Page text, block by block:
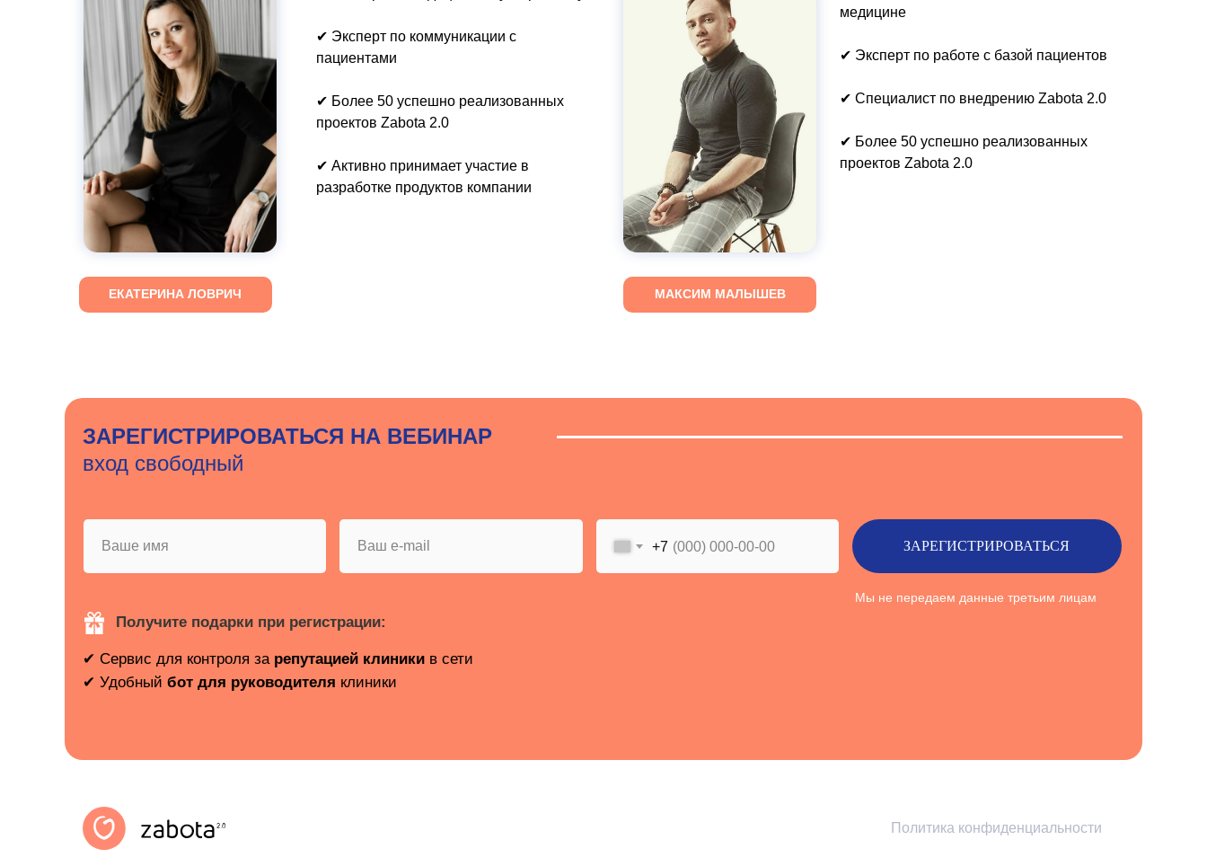
МАКСИМ МАЛЫШЕВ
ЕКАТЕРИНА ЛОВРИЧ
✔ Эксперт по коммуникации с
пациентами
✔ Более 50 успешно реализованных
проектов Zabota 2.0
✔ Активно принимает участие в
разработке продуктов компании
медицине
✔ Эксперт по работе с базой пациентов
✔ Специалист по внедрению Zabota 2.0
✔ Более 50 успешно реализованных
проектов Zabota 2.0
ЗАРЕГИСТРИРОВАТЬСЯ НА ВЕБИНАР
вход свободный
+7 ЗАРЕГИСТРИРОВАТЬСЯ
Мы не передаем данные третьим лицам
Получите подарки при регистрации:
✔ Сервис для контроля за репутацией клиники в сети
✔ Удобный бот для руководителя клиники
Политика конфиденциальности